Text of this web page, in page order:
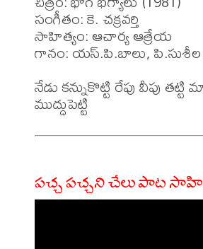
సంగీతం: కె. చక్రవర్తి
సాహిత్యం: ఆచార్య ఆత్రేయ
గానం: యస్.పి.బాలు, పి.సుశీల
నేడు కన్నుకొట్టి రేపు వీపు తట్టి
పచ్చ పచ్చని చేలు పాట